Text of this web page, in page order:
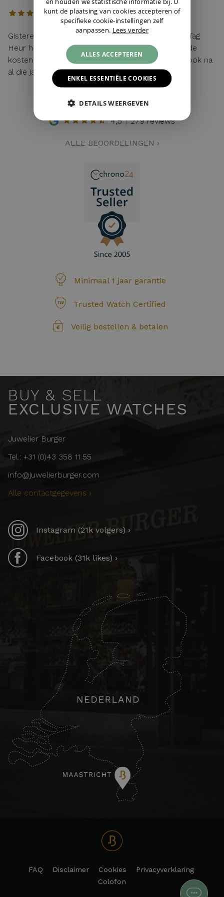
Gisteren mijn lege batterij van mijn hier gekochte Tag
Heur horloge laten vervangen. Toen ik vroeg wat de
kosten waren: "service van de zaak!". Top service ook na
al die jaren!
4,5 279 reviews
ALLE BEOORDELINGEN ›
Minimaal 1 jaar garantie
Trusted Watch Certified
Veilig bestellen & betalen
BUY & SELL
EXCLUSIVE WATCHES
Juwelier Burger
Tel.: +31 (0)43 358 11 55
info@juwelierburger.com
Alle contactgegevens ›
Instagram (21k volgers) ›
Facebook (31k likes) ›
FAQ Disclaimer Cookies
Privacyverklaring
Colofon
kunt de plaatsing van cookies accepteren of
specifieke cookie-instellingen zelf
aanpassen. Lees verder
ALLES ACCEPTEREN
ENKEL ESSENTIËLE COOKIES
DETAILS WEERGEVEN